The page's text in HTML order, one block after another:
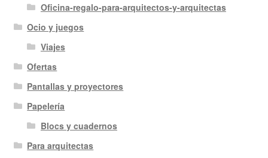
Oficina-regalo-para-arquitectos-y-arquitectas
Ocio y juegos
Viajes
Ofertas
Pantallas y proyectores
Papelería
Blocs y cuadernos
Para arquitectas